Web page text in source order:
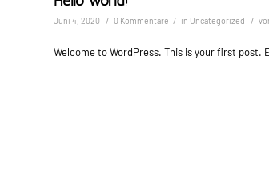
Juni 4, 2020 / 0 Kommentare / in Uncategorized /
Welcome to WordPress. This is your first